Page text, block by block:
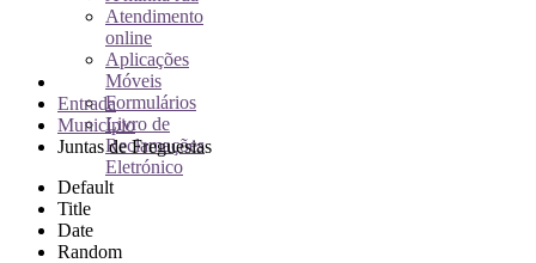
Atendimento
online
Aplicações
Móveis
Formulários
Livro de
Reclamações
Eletrónico
Entrada
Município
Juntas de Freguesias
Default
Title
Date
Random